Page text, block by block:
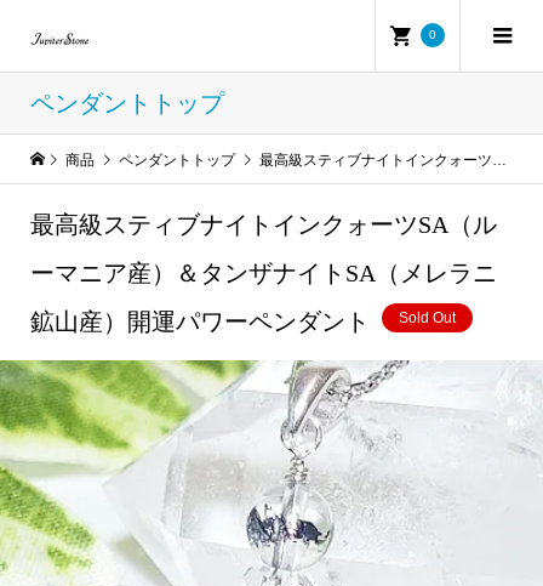
0
ペンダントトップ
商品 ペンダントトップ 最高級スティブナイトインクォーツSA（ルーマニア産）＆タンザナイトSA（メレラニ鉱山産）開運パワーペンダント
最高級スティブナイトインクォーツSA（ル
ーマニア産）＆タンザナイトSA（メレラニ
鉱山産）開運パワーペンダント
Sold Out